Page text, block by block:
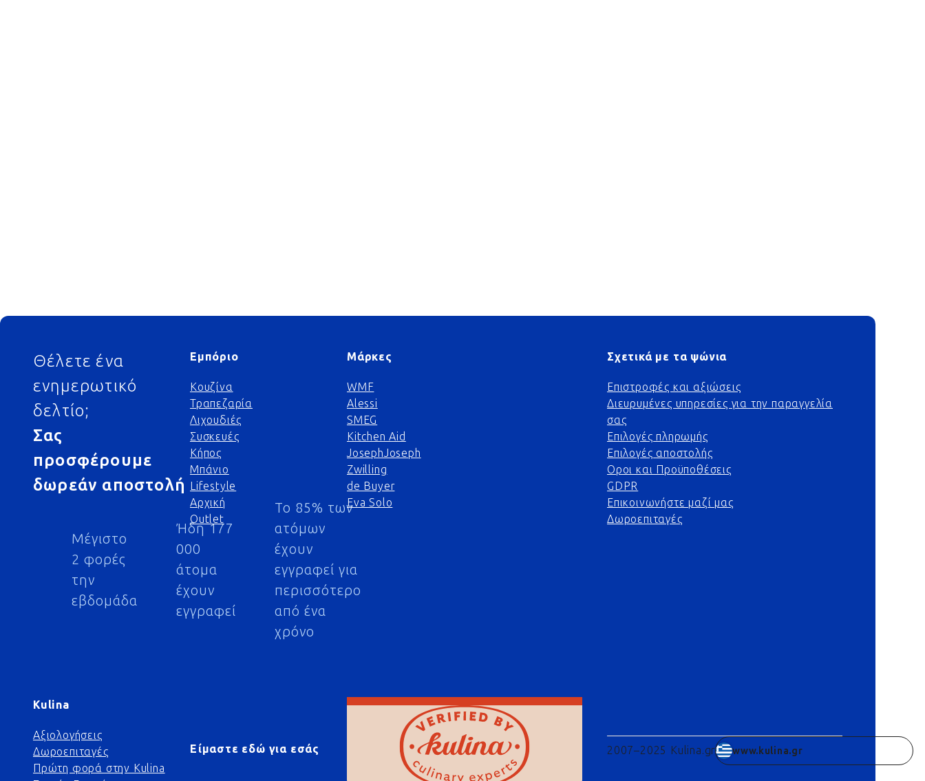
Footer
Θέλετε ένα
ενημερωτικό
δελτίο;
Σας
προσφέρουμε
δωρεάν αποστολή
Μέγιστο
2 φορές
την
εβδομάδα
Ήδη 177
000
άτομα
έχουν
εγγραφεί
Το 85% των
ατόμων
έχουν
εγγραφεί για
περισσότερο
από ένα
χρόνο
Εμπόριο
Κουζίνα
Τραπεζαρία
Λιχουδιές
Συσκευές
Κήπος
Μπάνιο
Lifestyle
Αρχική
Outlet
Μάρκες
WMF
Alessi
SMEG
Kitchen Aid
JosephJoseph
Zwilling
de Buyer
Eva Solo
Σχετικά με τα ψώνια
Επιστροφές και αξιώσεις
Διευρυμένες υπηρεσίες για την παραγγελία
σας
Επιλογές πληρωμής
Επιλογές αποστολής
Οροι και Προϋποθέσεις
GDPR
Επικοινωνήστε μαζί μας
Δωροεπιταγές
Kulina
Αξιολογήσεις
Δωροεπιταγές
Πρώτη φορά στην Kulina
Είμαστε εδώ για εσάς 2007–2025 Kulina.gr www.kulina.gr